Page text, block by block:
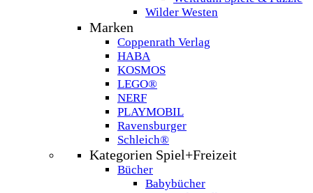
Wilder Westen
Marken
Coppenrath Verlag
HABA
KOSMOS
LEGO®
NERF
PLAYMOBIL
Ravensburger
Schleich®
Kategorien Spiel+Freizeit
Bücher
Babybücher